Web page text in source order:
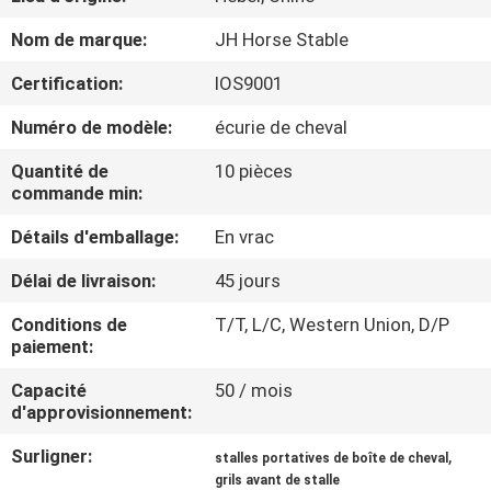
SUJET
DE
VISITE
CONTRÔLE
DE
QUALITÉ
CONTACTEZ-
NOUS
Nom de marque:
JH Horse Stable
Certification:
IOS9001
Numéro de modèle:
écurie de cheval
Quantité de
commande min:
10 pièces
Détails d'emballage:
En vrac
Délai de livraison:
45 jours
Conditions de
paiement:
T/T, L/C, Western Union, D/P
Capacité
d'approvisionnement:
50 / mois
Surligner: stalles portatives de boîte de cheval ,
grils avant de stalle